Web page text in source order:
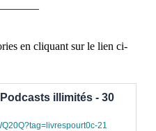
en cliquant sur le lien ci-
illimités - 30
21